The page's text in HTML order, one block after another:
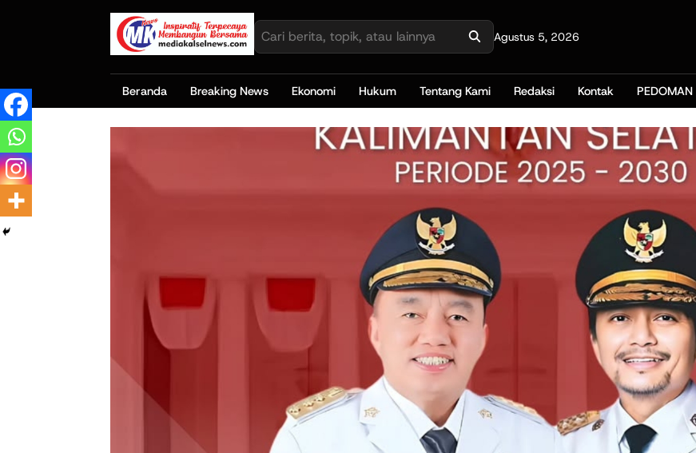
Agustus 5, 2026
Beranda Breaking News Ekonomi Hukum Tentang Kami Redaksi Kontak PEDOMAN